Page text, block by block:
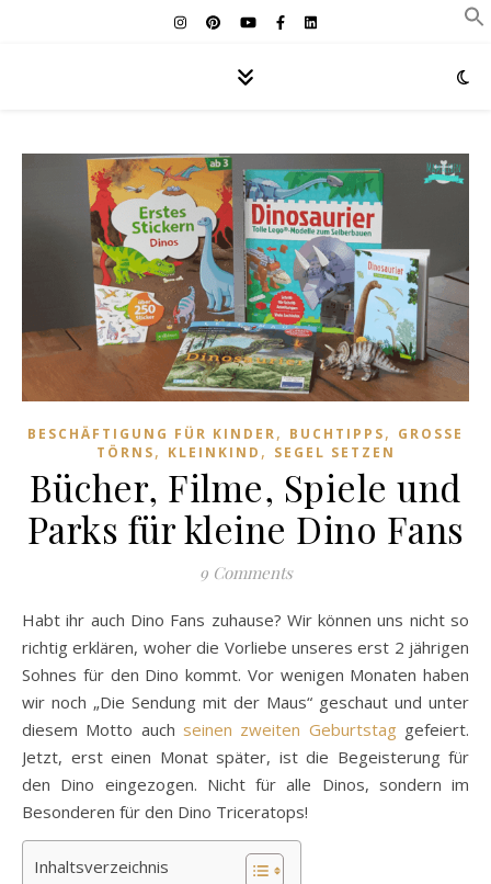
BESCHÄFTIGUNG FÜR KINDER, BUCHTIPPS, GROSSE T
ÖRNS
, KLEINKIND , SEGEL SETZEN
Bücher, Filme, Spiele und
Parks für kleine Dino Fans
9 Comments
Habt ihr auch Dino Fans zuhause? Wir können uns nicht so
richtig erklären, woher die Vorliebe unseres erst 2 jährigen
Sohnes für den Dino kommt. Vor wenigen Monaten haben
wir noch „Die Sendung mit der Maus“ geschaut und unter
diesem Motto auch seinen zweiten Geburtstaggefeiert.
Jetzt, erst einen Monat später, ist die Begeisterung für
den Dino eingezogen. Nicht für alle Dinos, sondern im
Besonderen für den Dino Triceratops!
Inhaltsverzeichnis